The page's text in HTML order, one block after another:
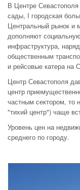
В Центре
сады, I городская
Центральный рынок и
дополняют
инфраструктура,
общественным
и рейсовые катера на
Центр Севастополя
центр
частным сектором, то
"тихий центр") чаще
Уровень цен на
среднего по городу.